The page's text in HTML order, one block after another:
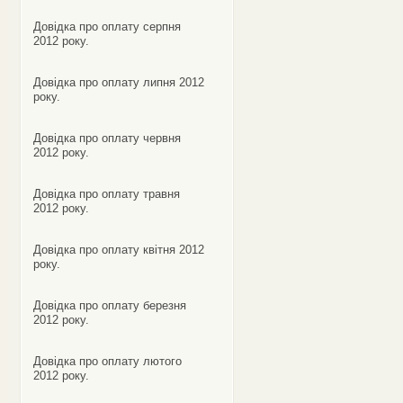
Довідка про оплату серпня
2012 року.
Довідка про оплату липня 2012
року.
Довідка про оплату червня
2012 року.
Довідка про оплату травня
2012 року.
Довідка про оплату квітня 2012
року.
Довідка про оплату березня
2012 року.
Довідка про оплату лютого
2012 року.